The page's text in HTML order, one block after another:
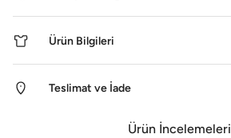
Ürün Bilgileri
Teslimat ve İade
Ürün İncelemeleri